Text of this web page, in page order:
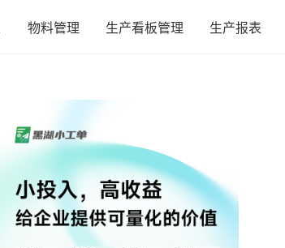
物料管理 生产看板管理 生产报表